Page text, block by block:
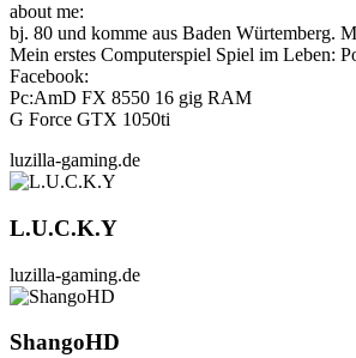
about me:
bj. 80 und komme aus Baden Würtemberg.
Mein erstes Computerspiel Spiel im Leben:
Facebook:
Pc:AmD FX 8550 16 gig RAM
G Force GTX 1050ti
luzilla-gaming.de
L.U.C.K.Y
luzilla-gaming.de
ShangoHD